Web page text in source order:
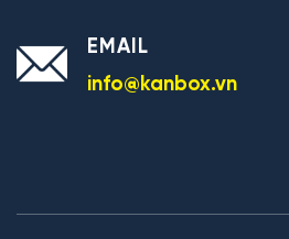
EMAIL
info@kanbox.vn